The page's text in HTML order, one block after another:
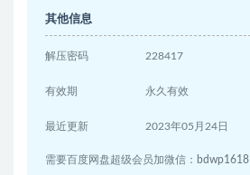
其他信息
解压密码 228417
有效期 永久有效
最近更新 2023年05月24日
需要百度网盘超级会员加微信：bdwp1618